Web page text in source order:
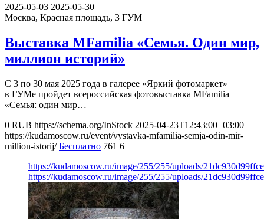
2025-05-03 2025-05-30
Москва, Красная площадь, 3 ГУМ
Выставка MFamilia «Семья. Один мир,
миллион историй»
С 3 по 30 мая 2025 года в галерее «Яркий фотомаркет»
в ГУМе пройдет всероссийская фотовыставка MFamilia
«Семья: один мир…
0 RUB https://schema.org/InStock 2025-04-23T12:43:00+03:00
https://kudamoscow.ru/event/vystavka-mfamilia-semja-odin-mir-
million-istorij/ Бесплатно 761 6
https://kudamoscow.ru/image/255/255/uploads/
https://kudamoscow.ru/image/255/255/uploads/